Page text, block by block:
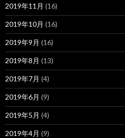
2019年11月 (16)
2019年10月 (16)
2019年9月 (16)
2019年8月 (13)
2019年7月 (4)
2019年6月 (9)
2019年5月 (4)
2019年4月 (9)